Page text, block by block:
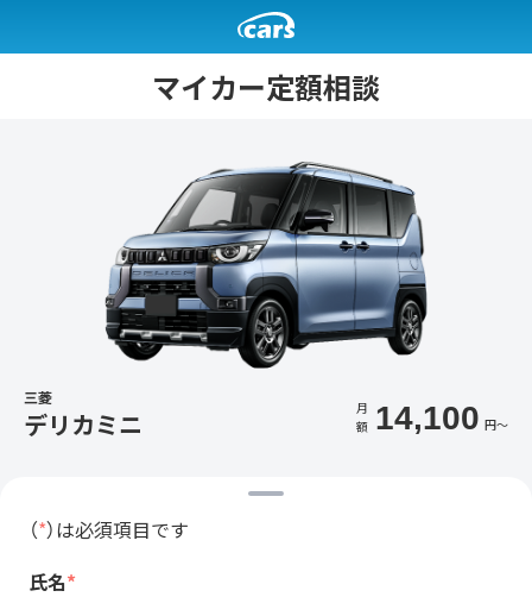
マイカー定額相談
三菱
デリカミニ
月
額 14,100 円〜
（*）は必須項目です
氏名*